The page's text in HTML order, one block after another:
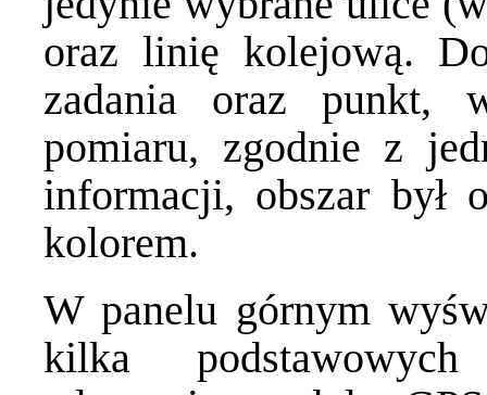
oraz linię kolejową.
zadania oraz punkt,
pomiaru, zgodnie z
informacji, obszar był
kolorem.
W panelu górnym
kilka